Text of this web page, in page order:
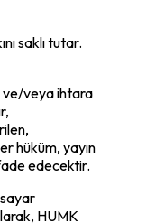
saklı tutar.
ve/veya ihtara
hüküm, yayın
edecektir.
HUMK